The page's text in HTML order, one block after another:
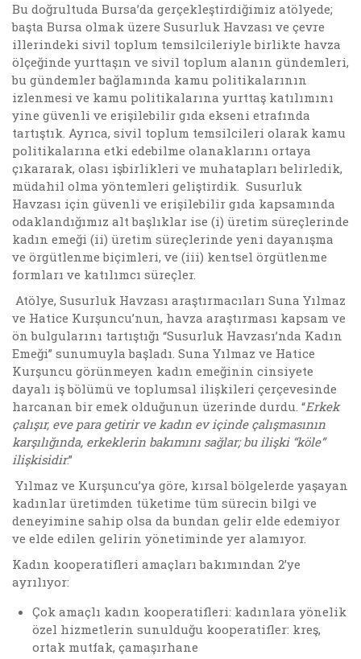
Bu doğrultuda Bursa’da gerçekleştirdiğimiz atölyede;
başta Bursa olmak üzere Susurluk Havzası ve çevre
illerindeki sivil toplum temsilcileriyle birlikte havza
ölçeğinde yurttaşın ve sivil toplum alanın gündemleri,
bu gündemler bağlamında kamu politikalarının
izlenmesi ve kamu politikalarına yurttaş katılımını
yine güvenli ve erişilebilir gıda ekseni etrafında
tartıştık. Ayrıca, sivil toplum temsilcileri olarak kamu
politikalarına etki edebilme olanaklarını ortaya
çıkararak, olası işbirlikleri ve muhatapları belirledik,
müdahil olma yöntemleri geliştirdik. Susurluk
Havzası için güvenli ve erişilebilir gıda kapsamında
odaklandığımız alt başlıklar ise (i) üretim süreçlerinde
kadın emeği (ii) üretim süreçlerinde yeni dayanışma
ve örgütlenme biçimleri, ve (iii) kentsel örgütlenme
formları ve katılımcı süreçler.
Atölye, Susurluk Havzası araştırmacıları Suna Yılmaz
ve Hatice Kurşuncu’nun, havza araştırması kapsam ve
ön bulgularını tartıştığı “Susurluk Havzası’nda Kadın
Emeği” sunumuyla başladı. Suna Yılmaz ve Hatice
Kurşuncu görünmeyen kadın emeğinin cinsiyete
dayalı iş bölümü ve toplumsal ilişkileri çerçevesinde
harcanan bir emek olduğunun üzerinde durdu. “Erkek
çalışır, eve para getirir ve kadın ev içinde çalışmasının
karşılığında, erkeklerin bakımını sağlar; bu ilişki “köle”
ilişkisidir.”
Yılmaz ve Kurşuncu’ya göre, kırsal bölgelerde yaşayan
kadınlar üretimden tüketime tüm sürecin bilgi ve
deneyimine sahip olsa da bundan gelir elde edemiyor
ve elde edilen gelirin yönetiminde yer alamıyor.
Kadın kooperatifleri amaçları bakımından 2’ye
ayrılıyor:
Çok amaçlı kadın kooperatifleri: kadınlara yönelik
özel hizmetlerin sunulduğu kooperatifler: kreş,
ortak mutfak, çamaşırhane